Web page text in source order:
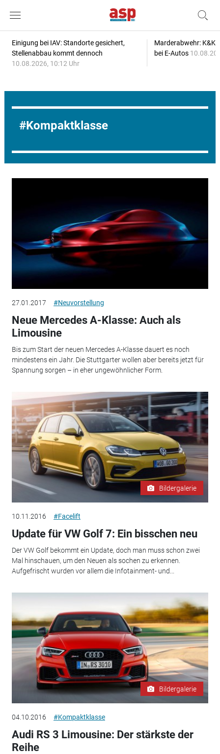
Einigung bei IAV: Standorte gesichert,
Stellenabbau kommt dennoch
10.08.2026, 10:12 Uhr
Marderabwehr: K&K
bei E-Autos
Kompaktklasse
27.01.2017 #Neuvorstellung
Neue Mercedes A-Klasse: Auch als
Limousine
Bis zum Start der neuen Mercedes A-Klasse dauert es noch
mindestens ein Jahr. Die Stuttgarter wollen aber bereits jetzt für
Spannung sorgen – in eher ungewöhnlicher Form.
Bildergalerie
10.11.2016 #Facelift
Update für VW Golf 7: Ein bisschen neu
Der VW Golf bekommt ein Update, doch man muss schon zwei
Mal hinschauen, um den Neuen als sochen zu erkennen.
Aufgefrischt wurden vor allem die Infotainment- und...
Bildergalerie
04.10.2016 #Kompaktklasse
Audi RS 3 Limousine: Der stärkste der
Reihe